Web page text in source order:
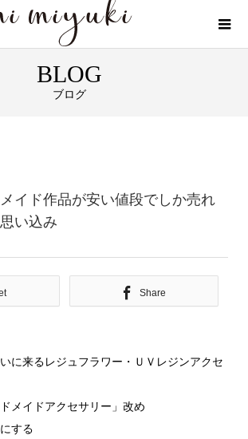
BLOG
ブログ
イド作品が安い値段でしか売れ
い込み
Share
に来るレジュフラワー・ＵＶレジンアクセ
ドメイドアクセサリー」改め
する